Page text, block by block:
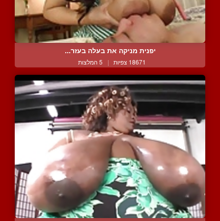
יפנית מניקה את בעלה בעזר...
18671 צפיות | 5 המלצות